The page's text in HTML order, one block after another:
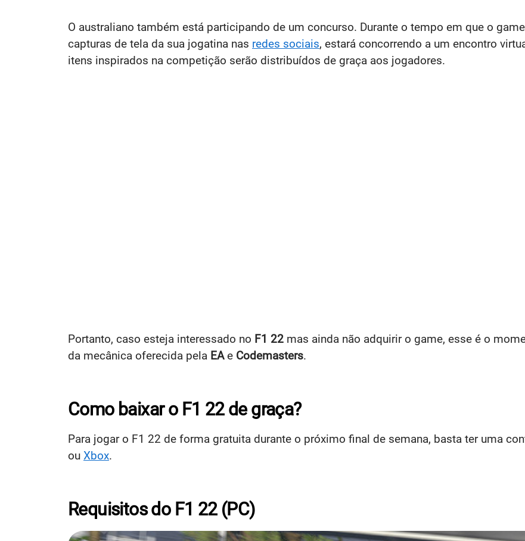
O australiano também está participando de um concurso. Durante o tempo em que o
capturas de tela da sua jogatina nas redes sociais, estará concorrendo a um encontro
itens inspirados na competição serão distribuídos de graça aos jogadores.
Portanto, caso esteja interessado no F1 22 mas ainda não adquirir o game, esse é o
da mecânica oferecida pela EAe Codemasters.
Como baixar o F1 22 de graça?
Para jogar o F1 22 de forma gratuita durante o próximo final de semana, basta ter uma
ou Xbox.
Requisitos do F1 22 (PC)